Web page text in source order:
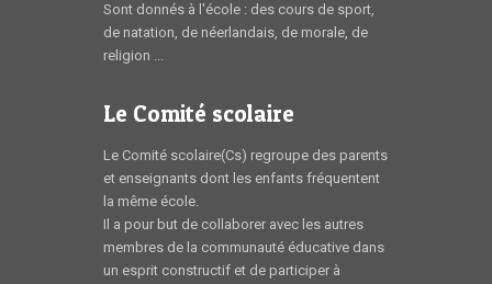
Sont donnés à l'école : des cours de sport,
de natation, de néerlandais, de morale, de
religion ...
Le Comité scolaire
Le Comité scolaire(Cs) regroupe des parents
et enseignants dont les enfants fréquentent
la même école.
Il a pour but de collaborer avec les autres
membres de la communauté éducative dans
un esprit constructif et de participer à